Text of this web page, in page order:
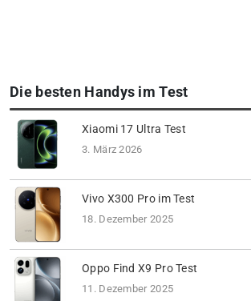
Die besten Handys im Test
Xiaomi 17 Ultra Test
3. März 2026
Vivo X300 Pro im Test
18. Dezember 2025
Oppo Find X9 Pro Test
11. Dezember 2025